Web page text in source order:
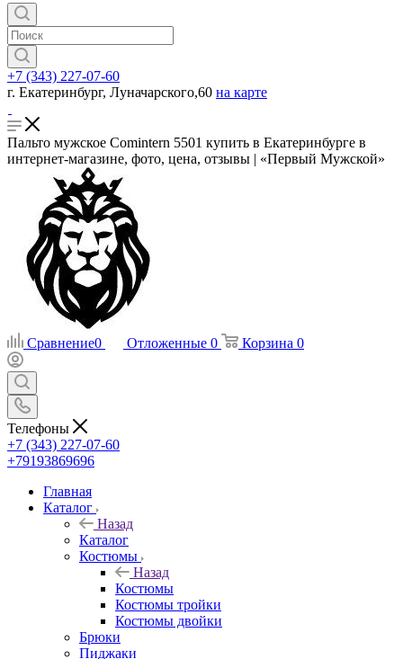
+7 (343) 227-07-60
г. Екатеринбург, Луначарского,60 на карте
Пальто мужское Comintern 5501 купить в Екатеринбурге в
интернет-магазине, фото, цена, отзывы | «Первый Мужской»
Сравнение0 Отложенные 0 Корзина 0
Телефоны
+7 (343) 227-07-60
+79193869696
Главная
Каталог
Назад
Каталог
Костюмы
Назад
Костюмы
Костюмы тройки
Костюмы двойки
Брюки
Пиджаки